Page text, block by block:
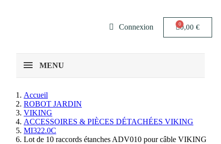
Connexion 0,00 €
MENU
Accueil
ROBOT JARDIN
VIKING
ACCESSOIRES & PIÈCES DÉTACHÉES VIKING
MI322.0C
Lot de 10 raccords étanches ADV010 pour câble VIKING